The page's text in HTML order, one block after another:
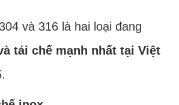
và 316 là hai loại đang
tái chế mạnh nhất tại Việt